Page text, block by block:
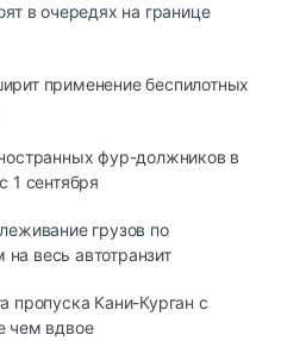
в очередях на границе
применение беспилотных
фур-должников в
1 сентября
грузов по
весь автотранзит
пропуска Кани-Курган с
чем вдвое